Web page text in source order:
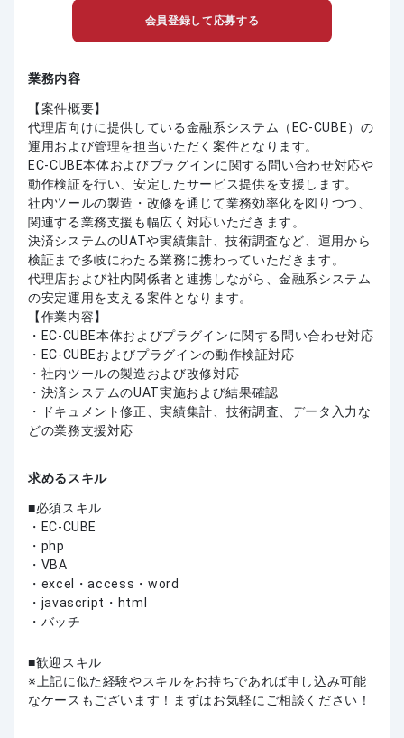
会員登録して応募する
業務内容
【案件概要】
代理店向けに提供している金融系システム（EC-CUBE）の
運用および管理を担当いただく案件となります。
EC-CUBE本体およびプラグインに関する問い合わせ対応や
動作検証を行い、安定したサービス提供を支援します。
社内ツールの製造・改修を通じて業務効率化を図りつつ、
関連する業務支援も幅広く対応いただきます。
決済システムのUATや実績集計、技術調査など、運用から
検証まで多岐にわたる業務に携わっていただきます。
代理店および社内関係者と連携しながら、金融系システム
の安定運用を支える案件となります。
【作業内容】
・EC-CUBE本体およびプラグインに関する問い合わせ対応
・EC-CUBEおよびプラグインの動作検証対応
・社内ツールの製造および改修対応
・決済システムのUAT実施および結果確認
・ドキュメント修正、実績集計、技術調査、データ入力な
どの業務支援対応
求めるスキル
必須スキル
・EC-CUBE
・php
・VBA
・excel・access・word
・javascript・html
・バッチ
歓迎スキル
上記に似た経験やスキルをお持ちであれば申し込み可能
なケースもございます！まずはお気軽にご相談ください！